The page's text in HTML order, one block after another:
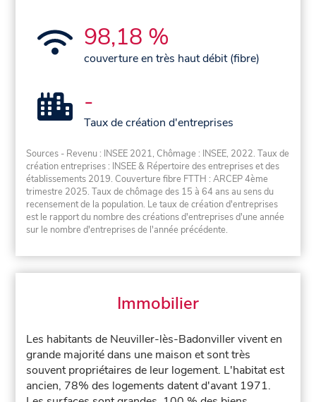
98,18 %
couverture en très haut débit (fibre)
-
Taux de création d'entreprises
Sources - Revenu : INSEE 2021, Chômage : INSEE, 2022. Taux de
création entreprises : INSEE & Répertoire des entreprises et des
établissements 2019. Couverture fibre FTTH : ARCEP 4ème
trimestre 2025. Taux de chômage des 15 à 64 ans au sens du
recensement de la population. Le taux de création d'entreprises
est le rapport du nombre des créations d'entreprises d'une année
sur le nombre d'entreprises de l'année précédente.
Immobilier
Les habitants de Neuviller-lès-Badonviller vivent en
grande majorité dans une maison et sont très
souvent propriétaires de leur logement. L'habitat est
ancien, 78% des logements datent d'avant 1971.